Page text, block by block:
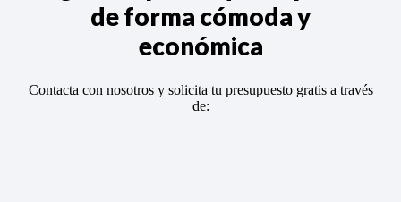
de forma cómoda y
económica
Contacta con nosotros y solicita tu presupuesto gratis a través
de: